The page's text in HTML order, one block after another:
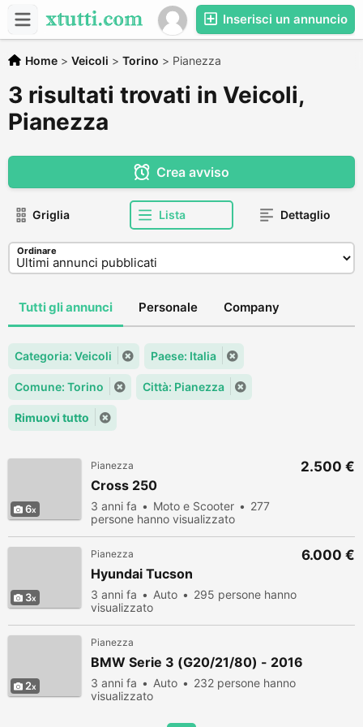
Inserisci un annuncio
Home > Veicoli > Torino > Pianezza
3 risultati trovati in Veicoli,
Pianezza
Crea avviso
Griglia Lista Dettaglio
Ordinare
Tutti gli annunci Personale Company
Categoria: Veicoli Paese: Italia
Comune: Torino Città: Pianezza
Rimuovi tutto
6
Pianezza
Cross 250
3 anni fa Moto e Scooter
277
persone hanno visualizzato
2.500 €
3
Pianezza
Hyundai Tucson
3 anni fa Auto
295 persone hanno
visualizzato
6.000 €
2
Pianezza
BMW Serie 3 (G20/21/80) - 2016
3 anni fa Auto
232 persone hanno
visualizzato